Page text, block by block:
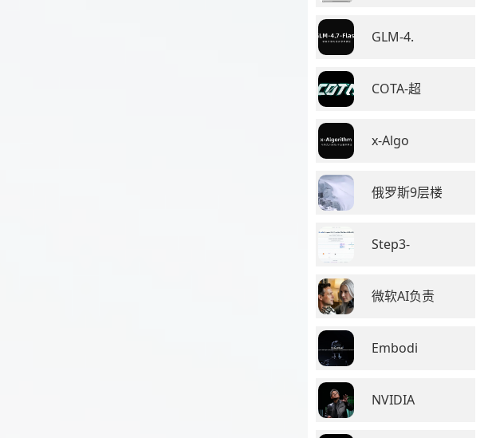
GLM-4.
COTA-超
x-Algo
俄罗斯9层楼
Step3-
微软AI负责
Embodi
NVIDIA